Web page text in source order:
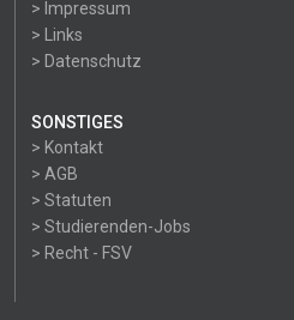
> Impressum
> Links
> Datenschutz
SONSTIGES
> Kontakt
> AGB
> Statuten
> Studierenden-Jobs
> Recht - FSV